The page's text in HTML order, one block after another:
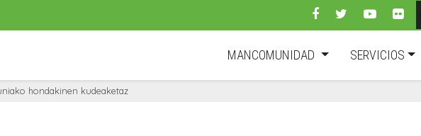
MANCOMUNIDAD SERVICIOS
hondakinen kudeaketaz